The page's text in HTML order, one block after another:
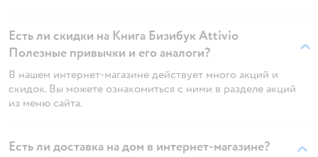
Есть ли скидки на Книга Бизибук Attivio
Полезные привычки и его аналоги?
В нашем интернет-магазине действует много акций и
скидок. Вы можете ознакомиться с ними в разделе акций
из меню сайта.
Есть ли доставка на дом в интернет-магазине?